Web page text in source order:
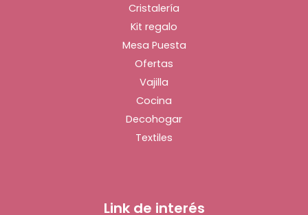
Cristalería
Kit regalo
Mesa Puesta
Ofertas
Vajilla
Cocina
Decohogar
Textiles
Link de interés